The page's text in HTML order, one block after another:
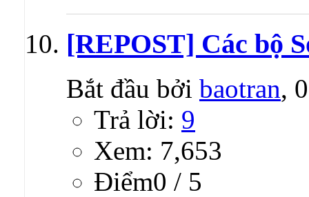
[REPOST] Các bộ
Bắt đầu bởi baotran,
Trả lời: 9
Xem: 7,653
Ðiểm0 / 5